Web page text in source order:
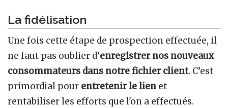
La fidélisation
Une fois cette étape de prospection effectuée, il
ne faut pas oublier d’enregistrer nos nouveaux
consommateurs dans notre fichier client. C’est
primordial pour entretenir le lien et
rentabiliser les efforts que l'on a effectués.